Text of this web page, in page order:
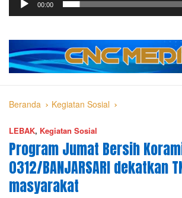
00:00
Beranda Kegiatan Sosial
LEBAK, Kegiatan Sosial
Program Jumat Bersih
0312/BANJARSARI dekatkan
masyarakat